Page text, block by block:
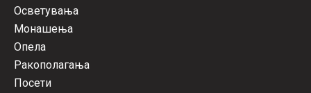
Осветувања
Монашења
Опела
Ракополагања
Посети